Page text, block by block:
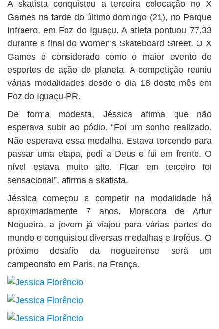
A skatista conquistou a terceira colocação no X
Games na tarde do último domingo (21), no Parque
Infraero, em Foz do Iguaçu. A atleta pontuou 77.33
durante a final do Women’s Skateboard Street. O X
Games é considerado como o maior evento de
esportes de ação do planeta. A competição reuniu
várias modalidades desde o dia 18 deste mês em
Foz do Iguaçu-PR.
De forma modesta, Jéssica afirma que não
esperava subir ao pódio. “Foi um sonho realizado.
Não esperava essa medalha. Estava torcendo para
passar uma etapa, pedi a Deus e fui em frente. O
nível estava muito alto. Ficar em terceiro foi
sensacional”, afirma a skatista.
Jéssica começou a competir na modalidade há
aproximadamente 7 anos. Moradora de Artur
Nogueira, a jovem já viajou para várias partes do
mundo e conquistou diversas medalhas e troféus. O
próximo desafio da nogueirense será um
campeonato em Paris, na França.